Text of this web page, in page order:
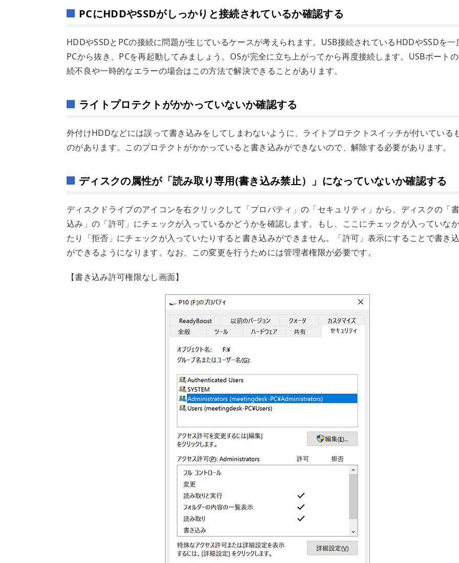
PCにHDDやSSDがしっかりと接続されているか確認する
HDDやSSDとPCの接続に問題が生じているケースが考えられます。USB接続されているHDDやSSDを一
PCから抜き、PCを再起動してみましょう。OSが完全に立ち上がってから再度接続します。USBポート
続不良や一時的なエラーの場合はこの方法で解決できることがあります。
ライトプロテクトがかかっていないか確認する
外付けHDDなどには誤って書き込みをしてしまわないように、ライトプロテクトスイッチが付いている
のがあります。このプロテクトがかかっていると書き込みができないので、解除する必要があります。
ディスクの属性が「読み取り専用(書き込み禁止）」になっていないか確認する
ディスクドライブのアイコンを右クリックして「プロパティ」の「セキュリティ」から、ディスクの「
込み」の「許可」にチェックが入っているかどうかを確認します。もし、ここにチェックが入っていな
たり「拒否」にチェックが入っていたりすると書き込みができません。「許可」表示にすることで書き
ができるようになります。なお、この変更を行うためには管理者権限が必要です。
【書き込み許可権限なし画面】